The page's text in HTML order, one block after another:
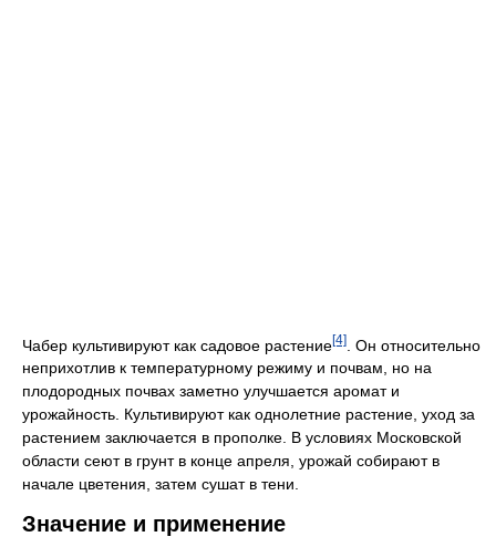
Чабер культивируют как садовое растение[4]
. Он относительно
неприхотлив к температурному режиму и почвам, но на
плодородных почвах заметно улучшается аромат и
урожайность. Культивируют как однолетние растение, уход за
растением заключается в прополке. В условиях Московской
области сеют в грунт в конце апреля, урожай собирают в
начале цветения, затем сушат в тени.
Значение и применение